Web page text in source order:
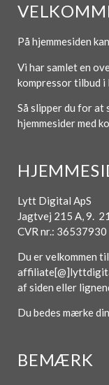
På hjemmesiden
Vi har samlet en
kompressor tilbud i
Så slipper du for at
hjemmesider med
Lytt Digital ApS
Jagtvej 215 A, 9.
CVR nr.: 36537930
Du er velkommen
af siden eller
Du bedes mærke
BEMÆRK